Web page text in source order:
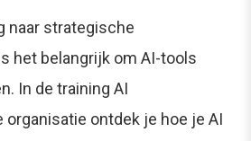
naar strategische
het belangrijk om AI-tools
In de training AI
ontdek je hoe je AI